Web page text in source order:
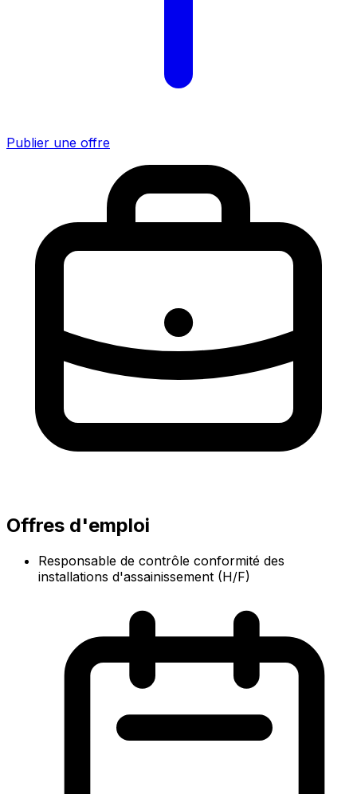
Publier une offre
Offres d'emploi
Responsable de contrôle conformité des
installations d'assainissement (H/F)